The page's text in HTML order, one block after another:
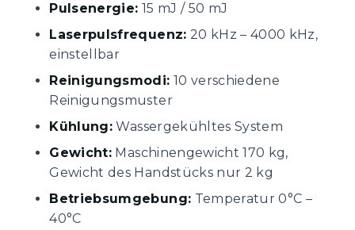
Pulsenergie: 15 mJ / 50 mJ
Laserpulsfrequenz: 20 kHz – 4000 kHz,
einstellbar
Reinigungsmodi: 10 verschiedene
Reinigungsmuster
Kühlung: Wassergekühltes System
Gewicht: Maschinengewicht 170 kg,
Gewicht des Handstücks nur 2 kg
Betriebsumgebung: Temperatur 0°C –
40°C